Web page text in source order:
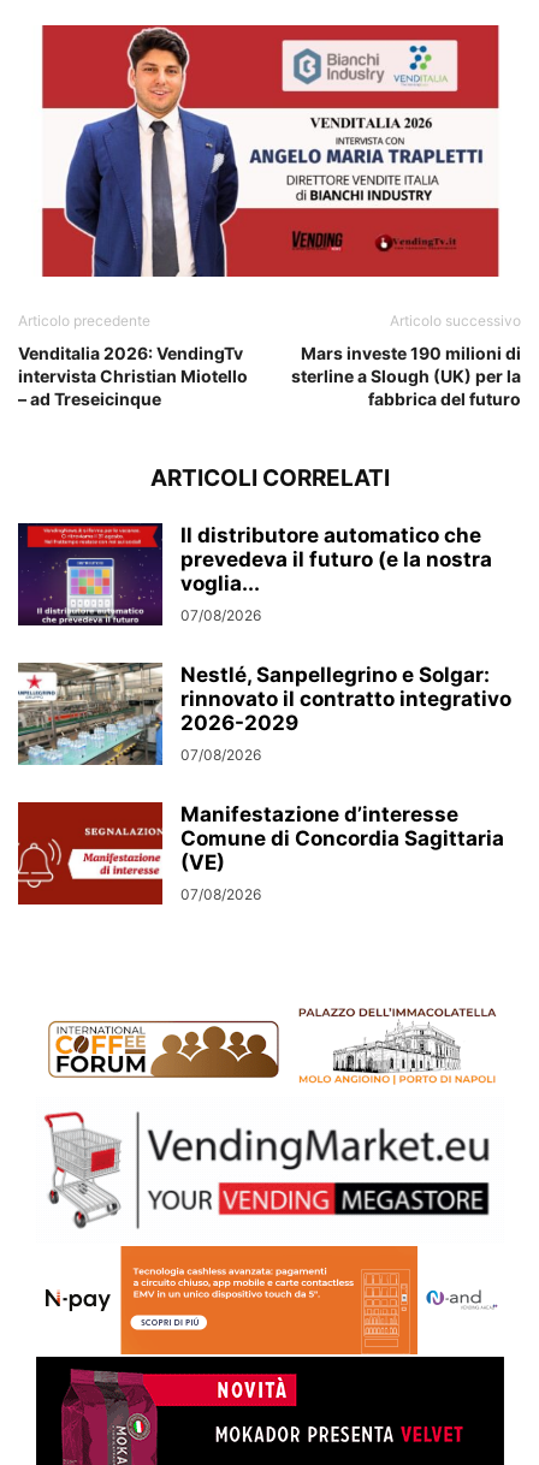
Articolo precedente
Venditalia 2026: VendingTv
intervista Christian Miotello
– ad Treseicinque
Articolo successivo
Mars investe 190 milioni di
sterline a Slough (UK) per la
fabbrica del futuro
ARTICOLI CORRELATI
Il distributore automatico che
prevedeva il futuro (e la nostra
voglia...
07/08/2026
Nestlé, Sanpellegrino e Solgar:
rinnovato il contratto integrativo
2026-2029
07/08/2026
Manifestazione d’interesse
Comune di Concordia Sagittaria
(VE)
07/08/2026